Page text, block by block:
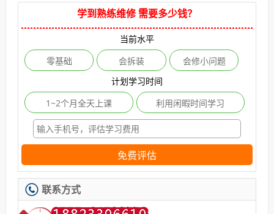
学到熟练维修 需要多少钱？
当前水平
零基础
会拆装
会修小问题
计划学习时间
1~2个月全天上课
利用闲暇时间学习
免费评估
联系方式